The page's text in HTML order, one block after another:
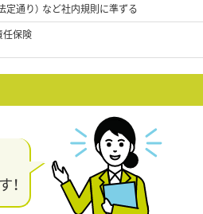
通り） など社内規則に準ずる
任保険
！